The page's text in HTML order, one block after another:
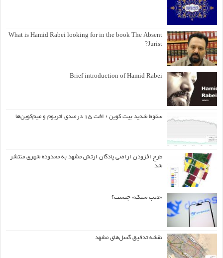
What is Hamid Rabei looking for in the book The Absent
Jurist?
Brief introduction of Hamid Rabei
سقوط شدید بیت کوین ؛ افت ۱۵ درصدی اتریوم و میم‌کوین‌ها
طرح افزودن اراضی پادگان ارتش مشهد به محدوده شهری منتشر
شد
«دیپ سیک» چیست؟
نقشه تدقیق گسل‌های مشهد